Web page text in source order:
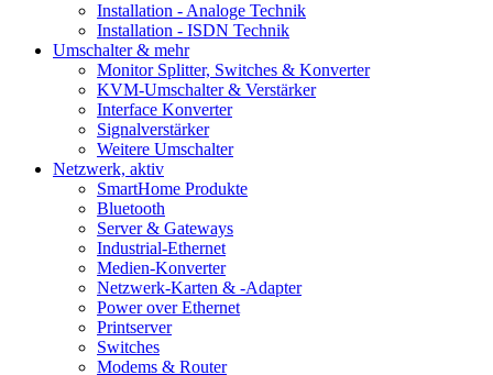
Installation - Analoge Technik
Installation - ISDN Technik
Umschalter & mehr
Monitor Splitter, Switches & Konverter
KVM-Umschalter & Verstärker
Interface Konverter
Signalverstärker
Weitere Umschalter
Netzwerk, aktiv
SmartHome Produkte
Bluetooth
Server & Gateways
Industrial-Ethernet
Medien-Konverter
Netzwerk-Karten & -Adapter
Power over Ethernet
Printserver
Switches
Modems & Router